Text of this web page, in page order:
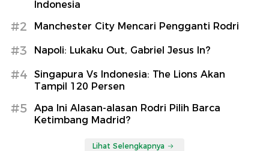
Indonesia
#2 Manchester City Mencari Pengganti Rodri
#3 Napoli: Lukaku Out, Gabriel Jesus In?
#4
Singapura Vs Indonesia: The Lions Akan
Tampil 120 Persen
#5
Apa Ini Alasan-alasan Rodri Pilih Barca
Ketimbang Madrid?
Lihat Selengkapnya